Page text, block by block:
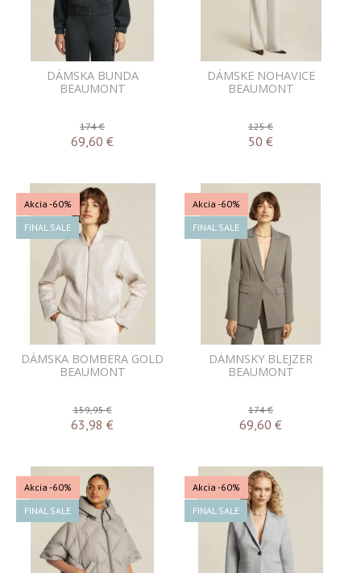
DÁMSKA BUNDA
BEAUMONT
174 €
69,60 €
DÁMSKE NOHAVICE
BEAUMONT
125 €
50 €
Akcia -60%
FINAL SALE
DÁMSKA BOMBERA GOLD
BEAUMONT
159,95 €
63,98 €
Akcia -60%
FINAL SALE
DÁMNSKY BLEJZER
BEAUMONT
174 €
69,60 €
Akcia -60%
FINAL SALE
Akcia -60%
FINAL SALE